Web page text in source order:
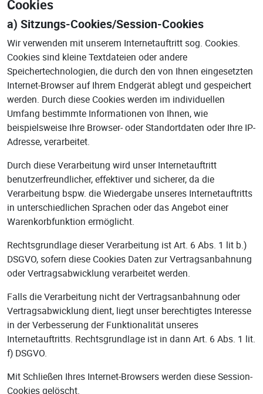
Cookies
a) Sitzungs-Cookies/Session-Cookies
Wir verwenden mit unserem Internetauftritt sog. Cookies.
Cookies sind kleine Textdateien oder andere
Speichertechnologien, die durch den von Ihnen eingesetzten
Internet-Browser auf Ihrem Endgerät ablegt und gespeichert
werden. Durch diese Cookies werden im individuellen
Umfang bestimmte Informationen von Ihnen, wie
beispielsweise Ihre Browser- oder Standortdaten oder Ihre IP-
Adresse, verarbeitet.
Durch diese Verarbeitung wird unser Internetauftritt
benutzerfreundlicher, effektiver und sicherer, da die
Verarbeitung bspw. die Wiedergabe unseres Internetauftritts
in unterschiedlichen Sprachen oder das Angebot einer
Warenkorbfunktion ermöglicht.
Rechtsgrundlage dieser Verarbeitung ist Art. 6 Abs. 1 lit b.)
DSGVO, sofern diese Cookies Daten zur Vertragsanbahnung
oder Vertragsabwicklung verarbeitet werden.
Falls die Verarbeitung nicht der Vertragsanbahnung oder
Vertragsabwicklung dient, liegt unser berechtigtes Interesse
in der Verbesserung der Funktionalität unseres
Internetauftritts. Rechtsgrundlage ist in dann Art. 6 Abs. 1 lit.
f) DSGVO.
Mit Schließen Ihres Internet-Browsers werden diese Session-
Cookies gelöscht.